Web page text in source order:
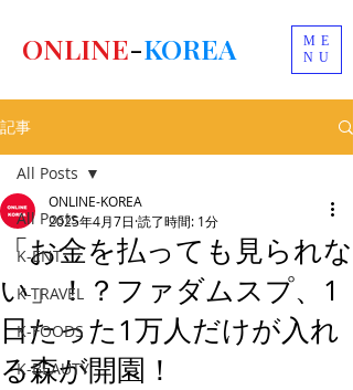
ME
NU
ONLINE-KOREA
記事
All Posts
K-ENT
K-TRAVEL
K-FOODS
K-BEAUTY
All Posts
「お金を払っても見られな
い」！？ファダムスプ、1
日たった1万人だけが入れ
る森が開園！
ONLINE-KOREA
2025年4月7日 読了時間: 1分